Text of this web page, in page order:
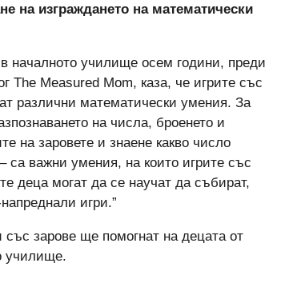
на изграждането на математически
началното училище осем години, преди
The Measured Mom, каза, че игрите със
различни математически умения. За
на числа, броенето и
на заровете и знаене какво число
са важни умения, на които игрите със
деца могат да се научат да събират,
игри.”
със зарове ще помогнат на децата от
училище.